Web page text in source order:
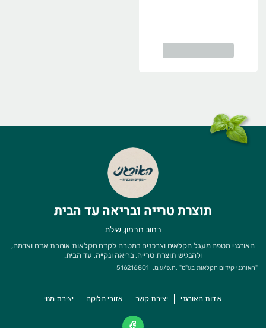
תוצרת טרייה ובריאה עד הבית
רחוב חרמון, שילת
האורגני מטפח מעגל חקלאים וצרכנים במטרה לקדם חקלאות אוהבת אדם ואדמה,
ולהנגיש תוצרת טרייה, בריאה ונקייה, עד הבית.
"האורגני קידום חקלאות בע"מ" ,ח.פ/ע.מ. 516216801
אודות האורגני יצירת קשר אזורי חלוקה יצירת מנוי